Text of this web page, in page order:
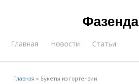
Фазенда
Главная Новости Статьи
Главная » Букеты из гортензии